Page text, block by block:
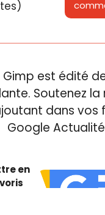
Gimp est édité
Soutenez
dans vos
Google
en